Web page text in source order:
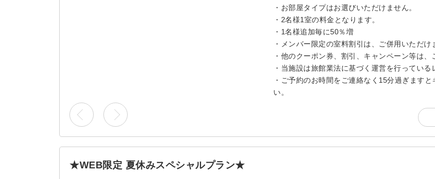
・お部屋タイプはお選びいただけません。
・2名様1室の料金となります。
・1名様追加毎に50％増
・メンバー限定の室料割引は、ご併用いただけ
・他のクーポン券、割引、キャンペーン等は
・当施設は旅館業法に基づく運営を行ってい
・ご予約のお時間をご連絡なく15分過ぎます
い。
★WEB限定 夏休みスペシャルプラン★